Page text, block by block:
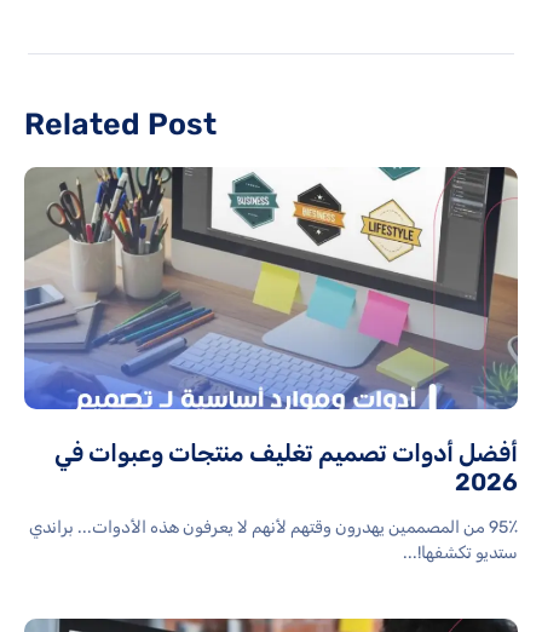
Related Post
أفضل أدوات تصميم تغليف منتجات وعبوات في
2026
95٪ من المصممين يهدرون وقتهم لأنهم لا يعرفون هذه الأدوات... براندي
ستديو تكشفها!...